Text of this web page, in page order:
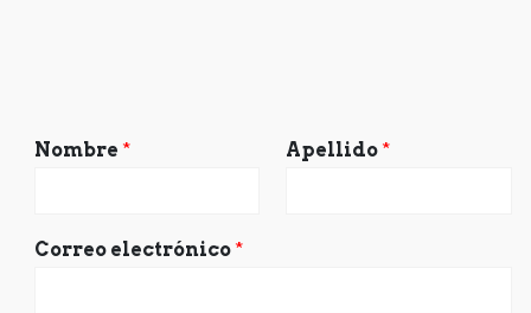
Nombre * Apellido *
Correo electrónico *